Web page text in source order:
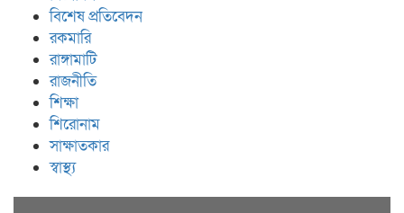
বিশেষ প্রতিবেদন
রকমারি
রাঙ্গামাটি
রাজনীতি
শিক্ষা
শিরোনাম
সাক্ষাতকার
স্বাস্থ্য